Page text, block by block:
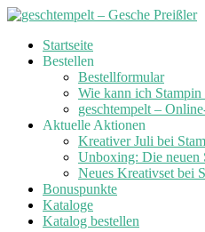
Skip
Startseite
Bestellen
Bestellformular
Wie kann ich
geschtempelt –
Aktuelle Aktionen
Kreativer Juli bei
Unboxing: Die neuen
Neues Kreativset bei
Bonuspunkte
Kataloge
Katalog bestellen